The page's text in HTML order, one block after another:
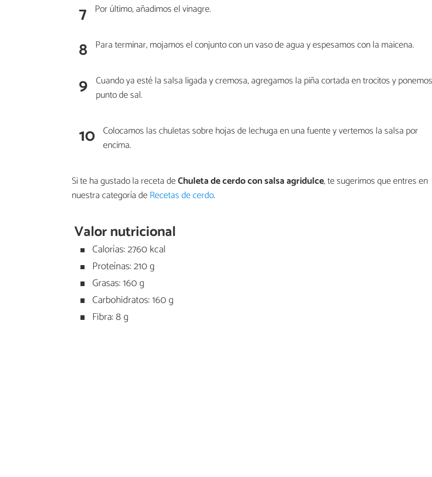
7 Por último, añadimos el vinagre.
8 Para terminar, mojamos el conjunto con un vaso de agua y espesamos con la maicena.
9 Cuando ya esté la salsa ligada y cremosa, agregamos la piña cortada en trocitos y
punto de sal.
10 Colocamos las chuletas sobre hojas de lechuga en una fuente y vertemos la salsa por
encima.
Si te ha gustado la receta deChuleta de cerdo con salsa agridulce, te sugerimos que entres en
nuestra categoría deRecetas de cerdo.
Valor nutricional
Calorías: 2760 kcal
Proteínas: 210 g
Grasas: 160 g
Carbohidratos: 160 g
Fibra: 8 g